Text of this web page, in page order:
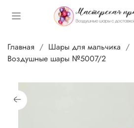
Главная Шары для мальчика
Воздушные шары №5007/2